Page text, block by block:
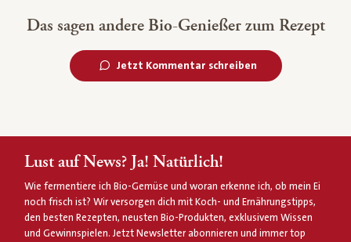
Das sagen andere Bio-Genießer zum Rezept
Jetzt Kommentar schreiben
Lust auf News? Ja! Natürlich!
Wie fermentiere ich Bio-Gemüse und woran erkenne ich, ob mein Ei
noch frisch ist? Wir versorgen dich mit Koch- und Ernährungstipps,
den besten Rezepten, neusten Bio-Produkten, exklusivem Wissen
und Gewinnspielen. Jetzt Newsletter abonnieren und immer top